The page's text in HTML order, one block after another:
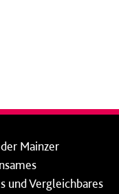
der Mainzer
und Vergleichbares